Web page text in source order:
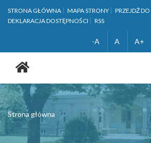
STRONA GŁÓWNA MAPA STRONY
PRZEJDŹ DO
DEKLARACJA DOSTĘPNOŚCI
RSS
-A A A+
główna
Strona główna